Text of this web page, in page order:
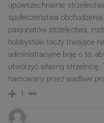
upowszechnienie
społeczeństwa
pasjonatów strzelectwa,
hobbystów toczy trwające
administracyjne boje o to,
otworzyć własną
hamowany przez wadliwe
1